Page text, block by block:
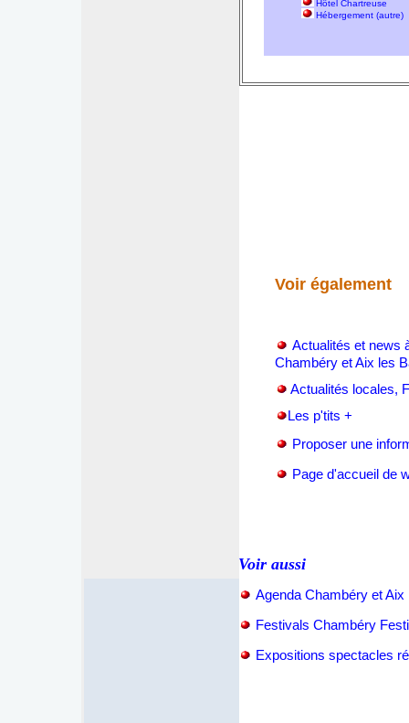
Hôtel Chartreuse
Hébergement (autre)
Voir également
Actualités et news
Chambéry et Aix les
Actualités locales,
Les p'tits +
Proposer une
Page d'accueil de
Voir aussi
Agenda Chambéry et
Festivals Chambéry
Expositions spectacles